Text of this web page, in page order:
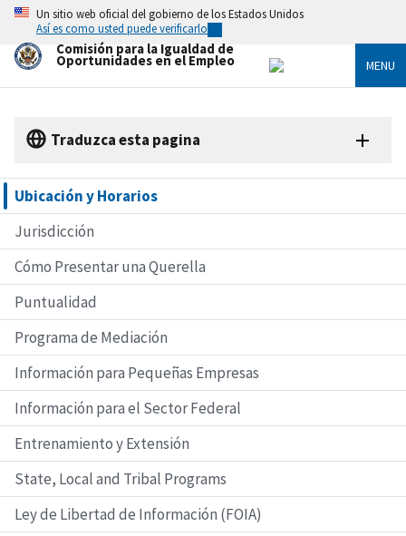
Skip
main
content
Un sitio web oficial del gobierno de los Estados Unidos
Así es como usted puede verificarlo
Comisión para la Igualdad de
Oportunidades en el Empleo MENU
Traduzca esta pagina
Ubicación y Horarios
Jurisdicción
Cómo Presentar una Querella
Puntualidad
Programa de Mediación
Información para Pequeñas Empresas
Información para el Sector Federal
Entrenamiento y Extensión
State, Local and Tribal Programs
Ley de Libertad de Información (FOIA)